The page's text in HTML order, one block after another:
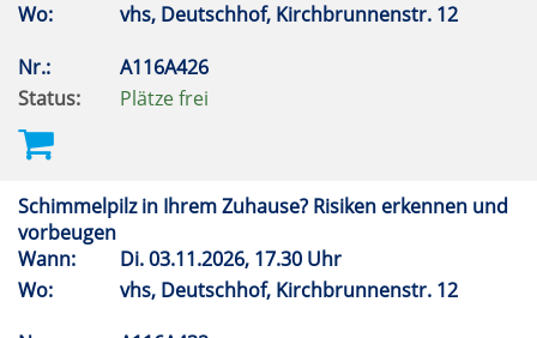
Wo:
vhs, Deutschhof, Kirchbrunnenstr. 12
Nr.:
A116A426
Status:
Plätze frei
Schimmelpilz in Ihrem Zuhause? Risiken erkennen und
vorbeugen
Wann:
Di.03.11.2026, 17.30 Uhr
Wo:
vhs, Deutschhof, Kirchbrunnenstr. 12